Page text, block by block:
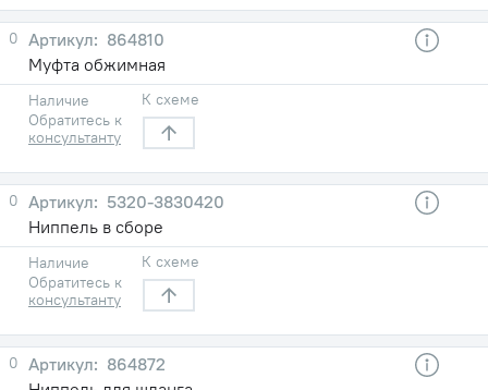
0
864810
Муфта обжимная
Наличие
Обратитесь к
консультанту
К схеме
0
5320-3830420
Ниппель в сборе
Наличие
Обратитесь к
консультанту
К схеме
0
864872